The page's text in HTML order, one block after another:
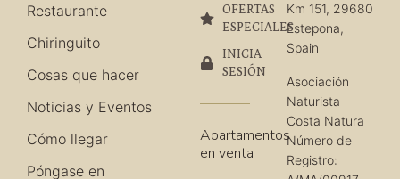
Restaurante
Chiringuito
Cosas que hacer
Noticias y Eventos
Cómo llegar
Póngase en
OFERTAS
ESPECIALES
INICIA
SESIÓN
Apartamentos
en venta
Km 151, 29680
Estepona,
Spain
Asociación
Naturista
Costa Natura
Número de
Registro: